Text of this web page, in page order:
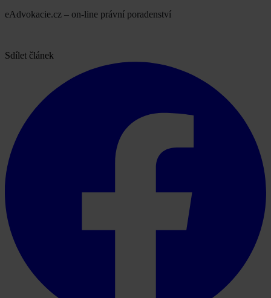
eAdvokacie.cz – on-line právní poradenství
Sdílet článek